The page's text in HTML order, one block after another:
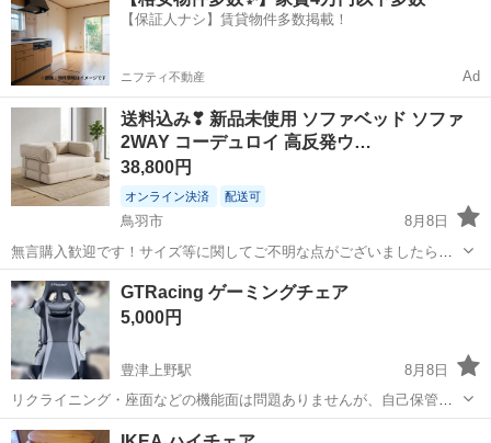
【保証人ナシ】賃貸物件多数掲載！
ニフティ不動産 Ad
送料込み❣ 新品未使用 ソファベッド ソファ
2WAY コーデュロイ 高反発ウ…
38,800円
オンライン決済 配送可
鳥羽市
8月8日
無言購入歓迎です！サイズ等に関してご不明な点がございましたら、
ご遠慮なくお問い合わせください。 郵送のみのご対応となりますので
よろしくお願いします。 北海道、沖縄は別途送料がかかる場合がござ
いますので、該当地域の方はコメ...
三重 鳥羽市
GTRacing ゲーミングチェア
5,000円
豊津上野駅
8月8日
リクライニング・座面などの機能面は問題ありませんが、自己保管品
であることをご理解の上、ご購入お願いします。詳細は写真でご確認
三重 津市 豊津上野駅